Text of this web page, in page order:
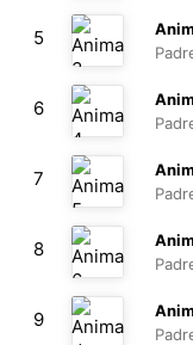
00:37
5
00:25
6
00:11
7
00:24
8
00:21
9